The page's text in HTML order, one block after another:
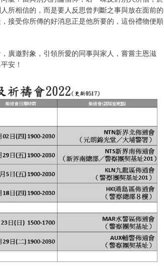
所相信的，而是要人反思曾判斷之事與放在面前的
接受你所傳的好消息正是他所要的，這份禮物便順
廣邀對象，引領所愛的同事與家人，嘗嘗主恩滋
安！